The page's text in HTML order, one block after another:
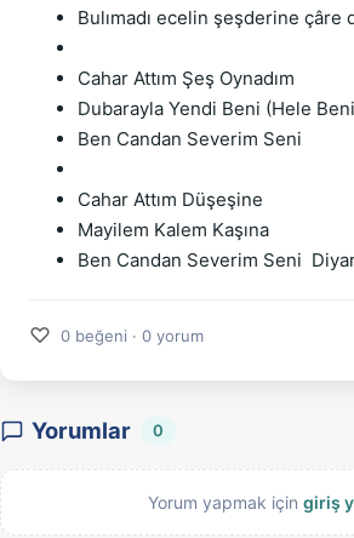
Bulımadı ecelin şeşderine çâre
Cahar Attım Şeş Oynadım
Dubarayla Yendi Beni (Hele
Ben Candan Severim Seni
Cahar Attım Düşeşine
Mayilem Kalem Kaşına
Ben Candan Severim Seni
♡ 0 beğeni · 0 yorum
Yorumlar 0
Yorum yapmak için giriş